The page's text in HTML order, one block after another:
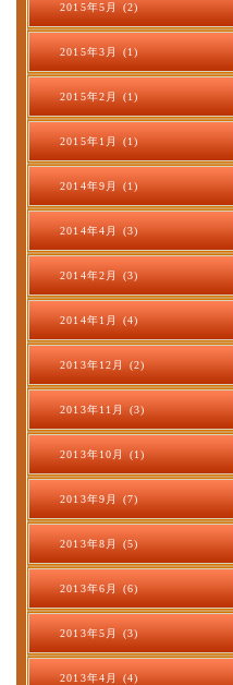
2015年5月 (2)
2015年3月 (1)
2015年2月 (1)
2015年1月 (1)
2014年9月 (1)
2014年4月 (3)
2014年2月 (3)
2014年1月 (4)
2013年12月 (2)
2013年11月 (3)
2013年10月 (1)
2013年9月 (7)
2013年8月 (5)
2013年6月 (6)
2013年5月 (3)
2013年4月 (4)